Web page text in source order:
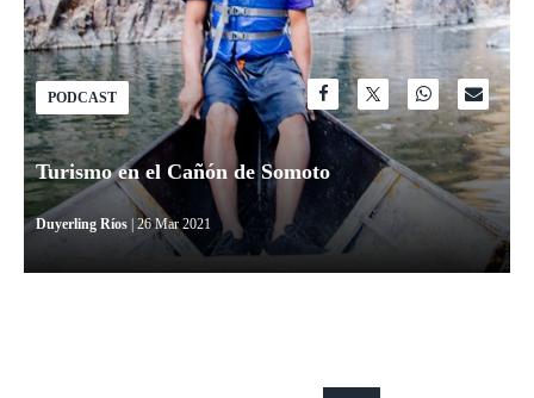
PODCAST
Turismo en el Cañón de Somoto
Duyerling Ríos | 26 Mar 2021